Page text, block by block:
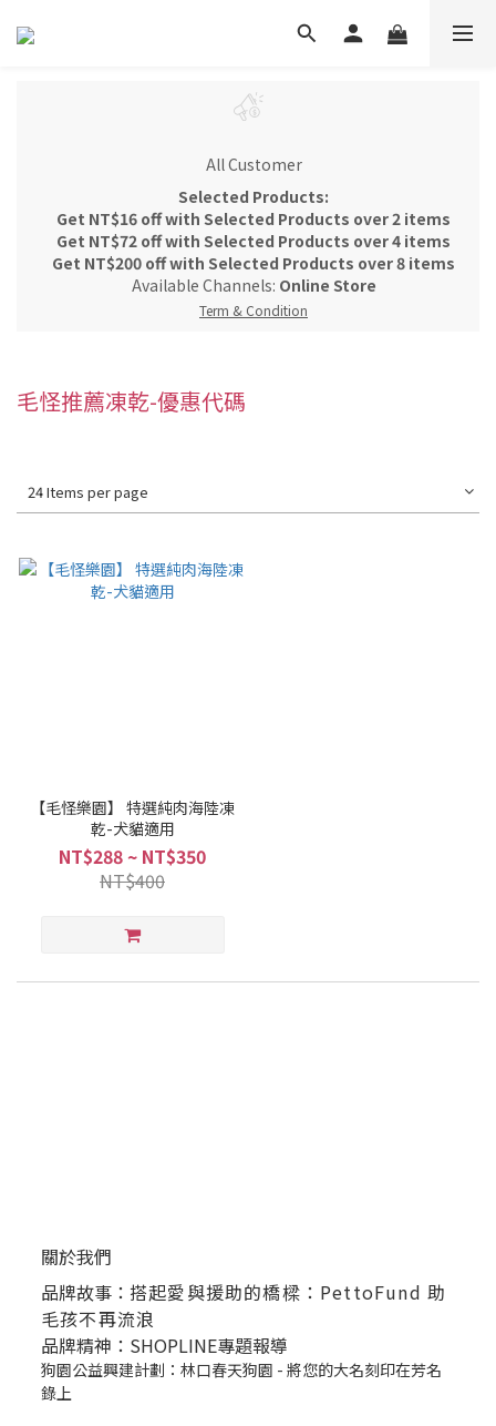
All Customer
Selected Products:
Get NT$16 off with Selected Products over 2 items
Get NT$72 off with Selected Products over 4 items
Get NT$200 off with Selected Products over 8 items
Available Channels: Online Store
Term & Condition
毛怪推薦凍乾-優惠代碼
24 Items per page
【毛怪樂園】 特選純肉海陸凍
乾-犬貓適用
NT$288 ~ NT$350
NT$400
關於我們
品牌故事： 搭起愛與援助的橋樑：PettoFund 助
毛孩不再流浪
品牌精神：SHOPLINE專題報導
狗園公益興建計劃：林口春天狗園 - 將您的大名刻印在芳名
錄上